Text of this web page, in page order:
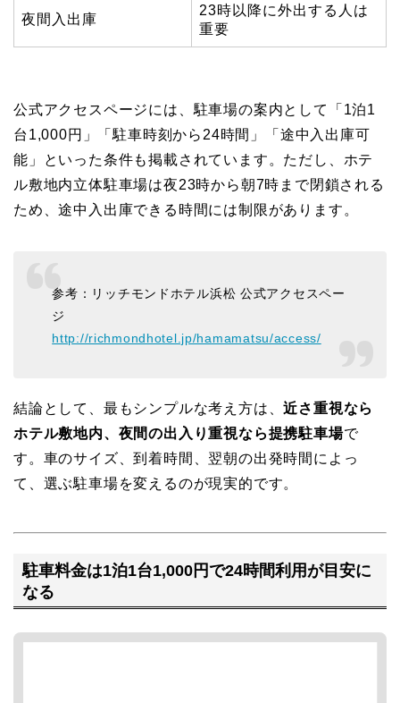
夜間入出庫
23時以降に外出する人は
重要
公式アクセスページには、駐車場の案内として「1泊1
台1,000円」「駐車時刻から24時間」「途中入出庫可
能」といった条件も掲載されています。ただし、ホテ
ル敷地内立体駐車場は夜23時から朝7時まで閉鎖される
ため、途中入出庫できる時間には制限があります。
参考：リッチモンドホテル浜松 公式アクセスペー
ジ
http://richmondhotel.jp/hamamatsu/access/
結論として、最もシンプルな考え方は、近さ重視なら
ホテル敷地内、夜間の出入り重視なら提携駐車場で
す。車のサイズ、到着時間、翌朝の出発時間によっ
て、選ぶ駐車場を変えるのが現実的です。
駐車料金は1泊1台1,000円で24時間利用が目安に
なる